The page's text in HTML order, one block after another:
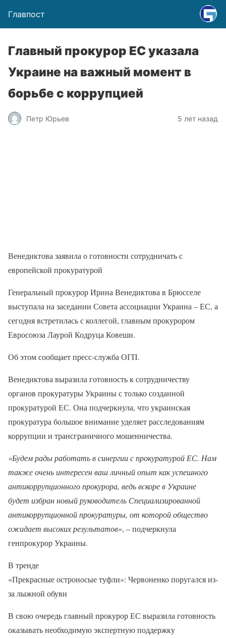
Главпост
Главный прокурор ЕС указала
Украине на важный момент в
борьбе с коррупцией
Петр Юрьев 5 лет назад
Венедиктова заявила о готовности сотрудничать с
европейской прокуратурой
Генеральный прокурор Ирина Венедиктова в Брюсселе
выступала на заседании Совета ассоциации Украина – ЕС, а
сегодня встретилась с коллегой, главным прокурором
Евросоюза Лаурой Кодруца Ковеши.
Об этом сообщает пресс-служба ОГП.
Венедиктова выразила готовность к сотрудничеству
органов прокуратуры Украины с только созданной
прокуратурой ЕС. Она подчеркнула, что украинская
прокуратура большое внимание уделяет расследованиям
коррупции и трансграничного мошенничества.
«Будем рады работать в синергии с прокуратурой ЕС. Нам
также очень интересен ваш личный опыт как успешного
антикоррупционного прокурора, ведь вскоре в Украине
будет избран новый руководитель Специализированной
антикоррупционной прокуратуры, от которой общество
ожидает высоких результатов», – подчеркнула
генпрокурор Украины.
В тренде
«Прекрасные остроносые туфли»: Червоненко поругался из-
за лыжной обуви
В свою очередь главный прокурор ЕС выразила готовность
оказывать необходимую экспертную поддержку